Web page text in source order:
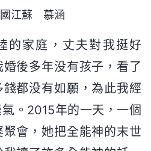
江蘇 慕涵
的家庭，丈夫對我挺好
後多年没有孩子，看了
都没有如願，為此我經
。2015年的一天，一個
會，她把全能神的末世